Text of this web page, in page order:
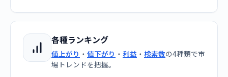
各種ランキング
値上がり ・ 値下がり ・ 利益 ・ 検索数の4種類で市
場トレンドを把握。